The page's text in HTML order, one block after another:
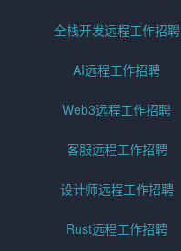
全栈开发远程工作招聘
AI远程工作招聘
Web3远程工作招聘
客服远程工作招聘
设计师远程工作招聘
Rust远程工作招聘